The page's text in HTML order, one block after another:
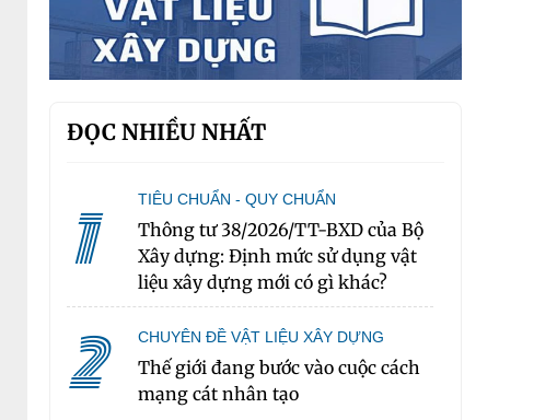
ĐỌC NHIỀU NHẤT
1 TIÊU CHUẨN - QUY CHUẨN
Thông tư 38/2026/TT-BXD của Bộ
Xây dựng: Định mức sử dụng vật
liệu xây dựng mới có gì khác?
2 CHUYÊN ĐỀ VẬT LIỆU XÂY DỰNG
Thế giới đang bước vào cuộc cách
mạng cát nhân tạo